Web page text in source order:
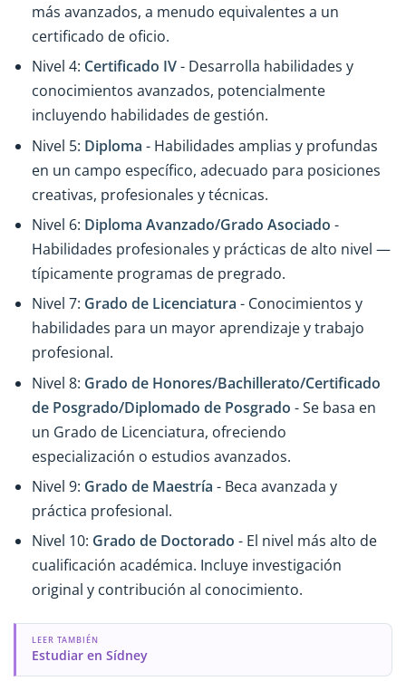
más avanzados, a menudo equivalentes a un
certificado de oficio.
Nivel 4: Certificado IV- Desarrolla habilidades y
conocimientos avanzados, potencialmente
incluyendo habilidades de gestión.
Nivel 5: Diploma - Habilidades amplias y profundas
en un campo específico, adecuado para posiciones
creativas, profesionales y técnicas.
Nivel 6: Diploma Avanzado/Grado Asociado -
Habilidades profesionales y prácticas de alto nivel —
típicamente programas de pregrado.
Nivel 7: Grado de Licenciatura - Conocimientos y
habilidades para un mayor aprendizaje y trabajo
profesional.
Nivel 8: Grado de Honores/Bachillerato/Certificado
de Posgrado/Diplomado de Posgrado - Se basa en
un Grado de Licenciatura, ofreciendo
especialización o estudios avanzados.
Nivel 9: Grado de Maestría - Beca avanzada y
práctica profesional.
Nivel 10: Grado de Doctorado - El nivel más alto de
cualificación académica. Incluye investigación
original y contribución al conocimiento.
LEER TAMBIÉN
Estudiar en Sídney